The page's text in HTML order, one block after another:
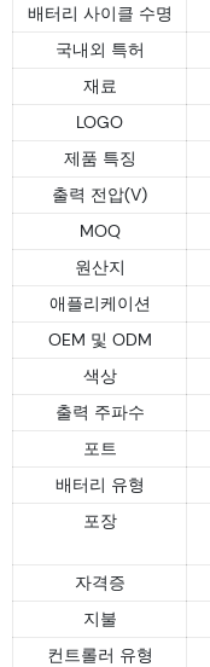
배터리 사이클 수명
국내외 특허
재료
LOGO
제품 특징
출력 전압(V)
MOQ
원산지
애플리케이션
OEM 및 ODM
색상
출력 주파수
포트
배터리 유형
포장
자격증
지불
컨트롤러 유형